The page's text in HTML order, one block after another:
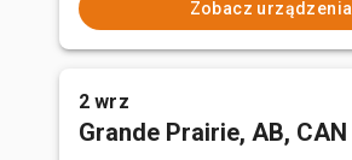
Zobacz urządzenia
2 wrz
Grande Prairie, AB, CAN